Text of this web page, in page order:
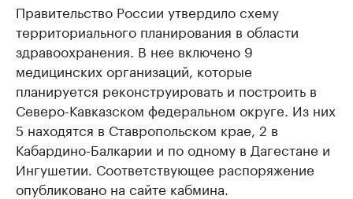
Правительство России утвердило схему
территориального планирования в области
здравоохранения. В нее включено 9
медицинских организаций, которые
планируется реконструировать и построить в
Северо-Кавказском федеральном округе. Из них
5 находятся в Ставропольском крае, 2 в
Кабардино-Балкарии и по одному в Дагестане и
Ингушетии. Соответствующее распоряжение
опубликовано на сайте кабмина.